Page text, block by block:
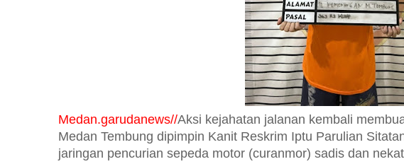
Medan.garudanews//Aksi kejahatan jalanan kembali
Medan Tembung dipimpin Kanit Reskrim Iptu Parulian
jaringan pencurian sepeda motor (curanmor) sadis dan